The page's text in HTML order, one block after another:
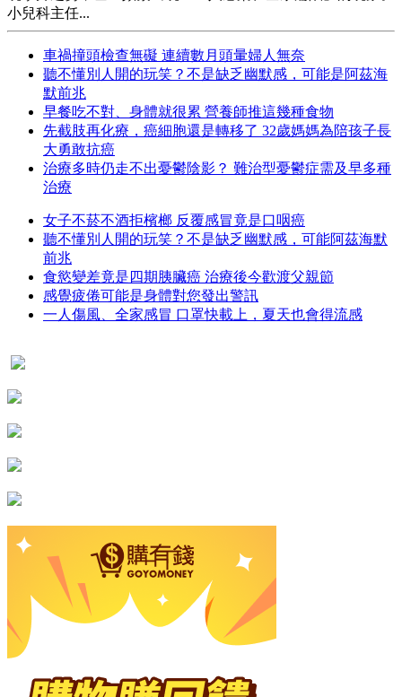
小兒科主任...
車禍撞頭檢查無礙 連續數月頭暈婦人無奈
聽不懂別人開的玩笑？不是缺乏幽默感，可能是阿茲海
默前兆
早餐吃不對、身體就很累 營養師推這幾種食物
先截肢再化療，癌細胞還是轉移了 32歲媽媽為陪孩子長
大勇敢抗癌
治療多時仍走不出憂鬱陰影？ 難治型憂鬱症需及早多種
治療
女子不菸不酒拒檳榔 反覆感冒竟是口咽癌
聽不懂別人開的玩笑？不是缺乏幽默感，可能阿茲海默
前兆
食慾變差竟是四期胰臟癌 治療後今歡渡父親節
感覺疲倦可能是身體對您發出警訊
一人傷風、全家感冒 口罩快載上，夏天也會得流感